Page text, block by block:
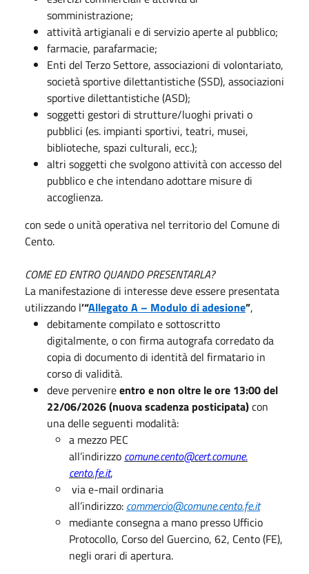
somministrazione;
attività artigianali e di servizio aperte al pubblico;
farmacie, parafarmacie;
Enti del Terzo Settore, associazioni di volontariato,
società sportive dilettantistiche (SSD), associazioni
sportive dilettantistiche (ASD);
soggetti gestori di strutture/luoghi privati o
pubblici (es. impianti sportivi, teatri, musei,
biblioteche, spazi culturali, ecc.);
altri soggetti che svolgono attività con accesso del
pubblico e che intendano adottare misure di
accoglienza.
con sede o unità operativa nel territorio del Comune di
Cento.
COME ED ENTRO QUANDO PRESENTARLA?
La manifestazione di interesse deve essere presentata
utilizzando l’“Allegato A – Modulo di adesione”,
debitamente compilato e sottoscritto
digitalmente, o con firma autografa corredato da
copia di documento di identità del firmatario in
corso di validità.
deve pervenireentro e non oltre le ore 13:00 del
22/06/2026 (nuova scadenza posticipata)con
una delle seguenti modalità:
a mezzo PEC
all’indirizzo comune.cento@cert.comune.
cento.fe.it,
via e-mail ordinaria
all’indirizzo: commercio@comune.cento.fe.it
mediante consegna a mano presso Ufficio
Protocollo, Corso del Guercino, 62, Cento (FE),
negli orari di apertura.